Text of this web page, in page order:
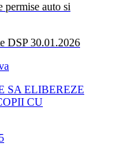
permise auto si
DSP 30.01.2026
SA ELIBEREZE
CU